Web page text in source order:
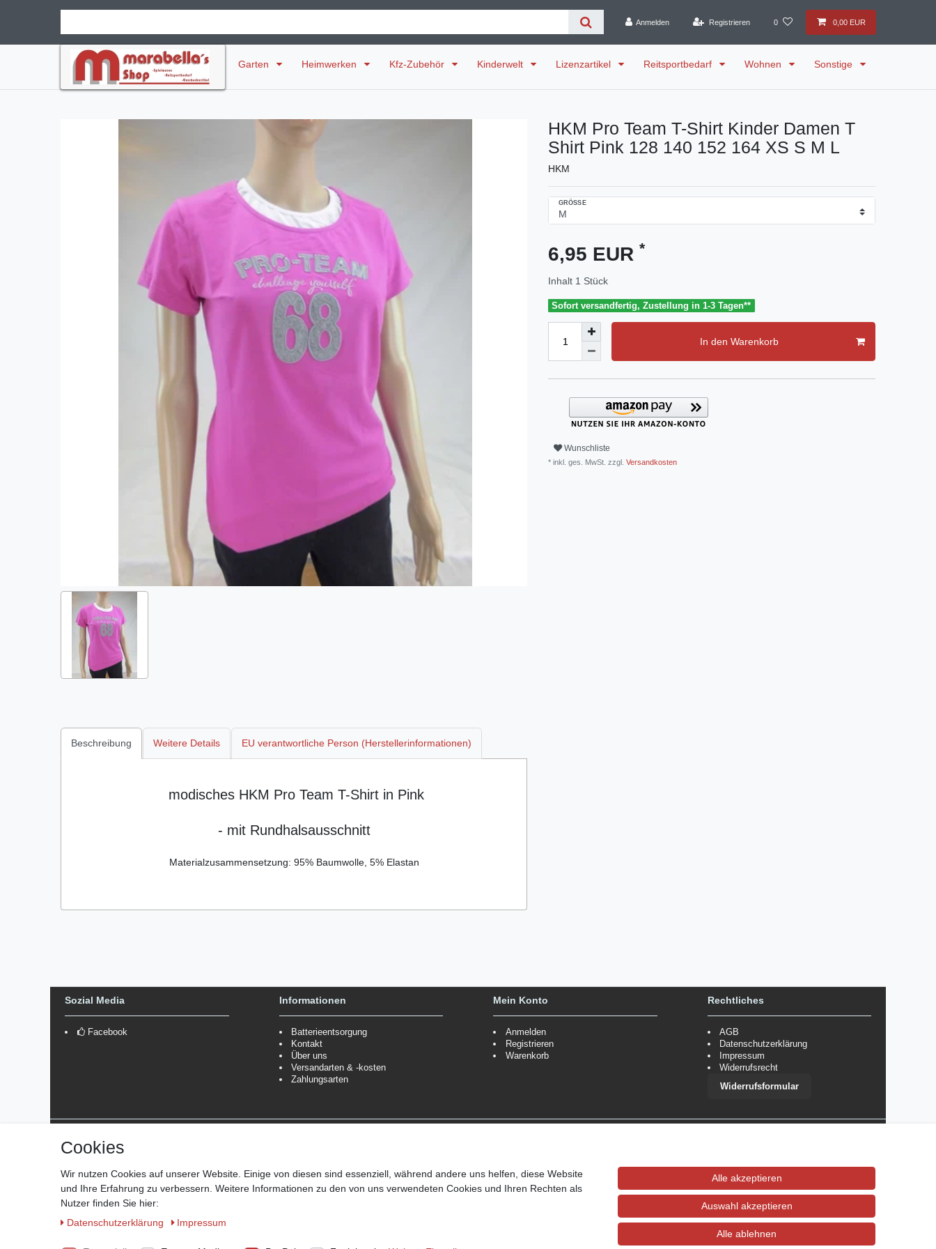
Anmelden Registrieren 0 0,00 EUR
Garten Heimwerken Kfz-Zubehör Kinderwelt Lizenzartikel Reitsportbedarf Wohnen Sonstige
HKM Pro Team T-Shirt Kinder Damen T
Shirt Pink 128 140 152 164 XS S M L
HKM
GRÖSSE
6,95 EUR *
Inhalt 1 Stück
Sofort versandfertig, Zustellung in 1-3 Tagen**
In den Warenkorb
Wunschliste
* inkl. ges. MwSt. zzgl. Versandkosten
Beschreibung Weitere Details EU verantwortliche Person (Herstellerinformationen)
modisches HKM Pro Team T-Shirt in Pink
- mit Rundhalsausschnitt
Materialzusammensetzung: 95% Baumwolle, 5% Elastan
Sozial Media
Facebook
Informationen
Batterieentsorgung
Kontakt
Über uns
Versandarten & -kosten
Zahlungsarten
Mein Konto
Anmelden
Registrieren
Warenkorb
Rechtliches
AGB
Datenschutzerklärung
Impressum
Widerrufsrecht
Widerrufsformular
*Lieferzeit: 1-3 Werktage / 4-5 Werktage - je nach Artikelgruppe.
Cookies
Wir nutzen Cookies auf unserer Website. Einige von diesen sind essenziell, während andere uns helfen, diese Website
und Ihre Erfahrung zu verbessern. Weitere Informationen zu den von uns verwendeten Cookies und Ihren Rechten als
Nutzer finden Sie hier:
Daten­schutz­erklärung
Impressum
Alle akzeptieren
Auswahl akzeptieren
Alle ablehnen